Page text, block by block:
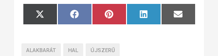
Share
on
X
(Twitter)
Share
on
Facebook Share
on
Pinterest
Share
on
LinkedIn
Share
on
Email
ALAKBARÁT HAL ÚJSZERŰ